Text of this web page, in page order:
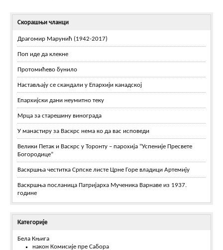
Скорашњи чланци
Драгомир Марунић (1942-2017)
Поп иде да клекне
Протомићево бунило
Настављају се скандали у Епархији канадској
Епархијски дани неумитно теку
Мрца за старешину винограда
У манастиру за Васкрс нема ко да вас исповеди
Велики Петак и Васкрс у Торонту – парохија “Успеније Пресвете
Богородице”
Васкршња честитка Српске листе Црне Горе владици Артемију
Васкршња посланица Патријарха Мученика Варнаве из 1937.
године
Категорије
Бела Књига
након Комисије пре Сабора